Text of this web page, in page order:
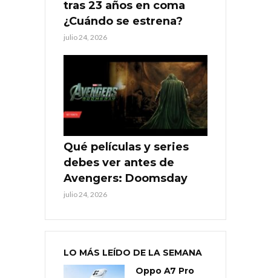
tras 23 años en coma
¿Cuándo se estrena?
julio 24, 2026
Qué películas y series
debes ver antes de
Avengers: Doomsday
julio 24, 2026
LO MÁS LEÍDO DE LA SEMANA
Oppo A7 Pro